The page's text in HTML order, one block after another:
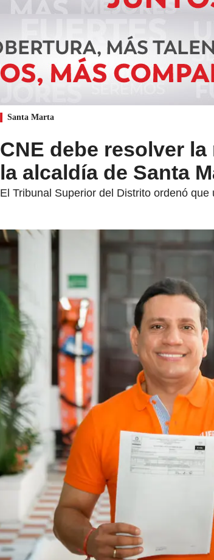
Santa Marta
CNE debe resolver
la alcaldía de Santa
El Tribunal Superior del Distrito ordenó